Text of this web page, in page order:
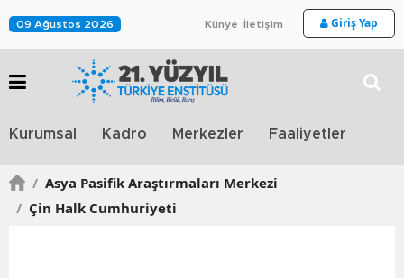
09 Ağustos 2026 Künye İletişim Giriş Yap
Kurumsal Kadro Merkezler Faaliyetler
/ Asya Pasifik Araştırmaları Merkezi
/ Çin Halk Cumhuriyeti